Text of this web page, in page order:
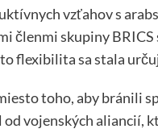
vzťahov s
členmi skupiny
flexibilita sa stala
toho, aby bránili
od vojenských aliancií,